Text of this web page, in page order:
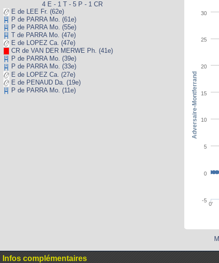
4 E - 1 T - 5 P - 1 CR
E de LEE Fr. (62e)
P de PARRA Mo. (61e)
P de PARRA Mo. (55e)
T de PARRA Mo. (47e)
E de LOPEZ Ca. (47e)
CR de VAN DER MERWE Ph. (41e)
P de PARRA Mo. (39e)
P de PARRA Mo. (33e)
E de LOPEZ Ca. (27e)
E de PENAUD Da. (19e)
P de PARRA Mo. (11e)
0'
-5
0
5
10
15
20
25
30
Adversaire-Montferrand
Infos complémentaires